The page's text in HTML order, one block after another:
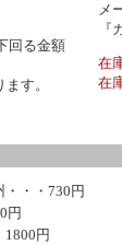
回る金額
す。
メ
在
在
・・・730円
円
1800円